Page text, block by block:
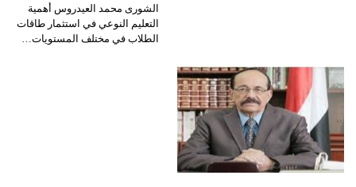
الشورى محمد العيدروس أهمية
التعليم النوعي في استثمار طاقات
الطلاب في مختلف المستويات…